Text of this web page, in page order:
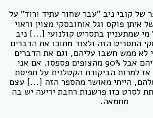
של קובי ניב "עבר שחור עתיד ורוד" על
איתן פוקס וגל אוחובסקי מצוין וראוי
שמתעניין בתסריט קולנועי [...] ניב
התסריט הזה ולצוד מתוכו את הדברים
לא ממש חשבו עליהם, וגם את הדברים
שהם כן חשבו עליהם אבל 90% מהצופים פספסו. אם אני
למרות הביקורת הקטלנית על תפיסת
הייתי מאושר מהספר הזה [...] עצם
לסרט כזו פרשנות רחבת יריעה יש בה
מחמאה.